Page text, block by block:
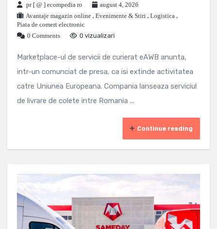
pr [ @ ] ecompedia ro
august 4, 2026
Avantaje magazin online , Evenimente & Stiri , Logistica ,
Piata de comert electronic
0 Comments
0 vizualizari
Marketplace-ul de servicii de curierat eAWB anunta,
intr-un comunciat de presa, ca isi extinde activitatea
catre Uniunea Europeana. Compania lanseaza serviciul
de livrare de colete intre Romania ...
Continue reading